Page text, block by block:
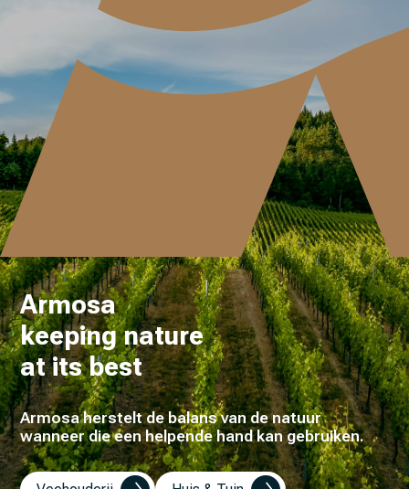
Armosa
keeping nature
at its best
Armosa herstelt de balans van de natuur
wanneer die een helpende hand kan gebruiken.